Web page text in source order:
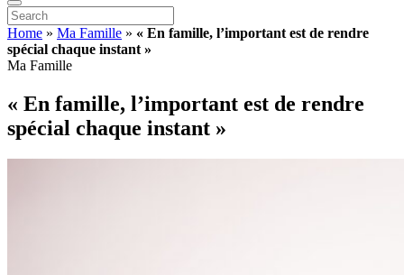
Home » Ma Famille » « En famille, l’important est de rendre
spécial chaque instant »
Ma Famille
« En famille, l’important est de rendre
spécial chaque instant »